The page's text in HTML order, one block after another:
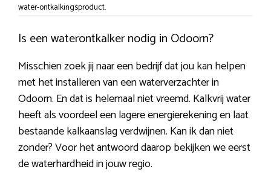
water-ontkalkingsproduct.
Is een waterontkalker nodig in Odoorn?
Misschien zoek jij naar een bedrijf dat jou kan helpen
met het installeren van een waterverzachter in
Odoorn. En dat is helemaal niet vreemd. Kalkvrij water
heeft als voordeel een lagere energierekening en laat
bestaande kalkaanslag verdwijnen. Kan ik dan niet
zonder? Voor het antwoord daarop bekijken we eerst
de waterhardheid in jouw regio.